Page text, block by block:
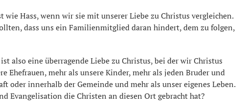
Hass, wenn wir sie mit unserer Liebe zu Christus vergleichen.
dass uns ein Familienmitglied daran hindert, dem zu folgen,
also eine überragende Liebe zu Christus, bei der wir Christus
Ehefrauen, mehr als unsere Kinder, mehr als jeden Bruder und
oder innerhalb der Gemeinde und mehr als unser eigenes Leben.
Evangelisation die Christen an diesen Ort gebracht hat?